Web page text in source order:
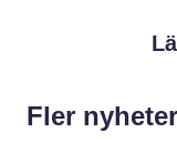
Fler nyheter